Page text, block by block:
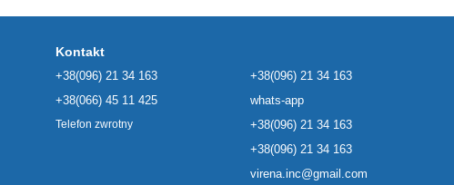
Kontakt
+38(096) 21 34 163
+38(066) 45 11 425
Telefon zwrotny
+38(096) 21 34 163
whats-app
+38(096) 21 34 163
+38(096) 21 34 163
virena.inc@gmail.com